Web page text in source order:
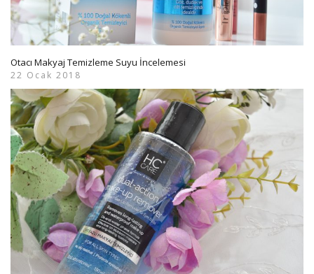
Otacı Makyaj Temizleme Suyu İncelemesi
22 Ocak 2018